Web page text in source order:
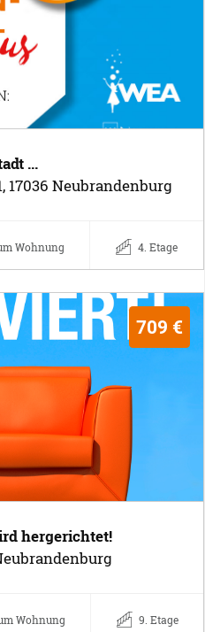
...
17036 Neubrandenburg
Wohnung 4. Etage
709 €
hergerichtet!
Wohnung 9. Etage